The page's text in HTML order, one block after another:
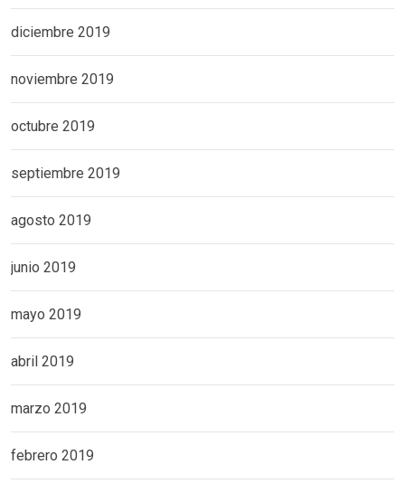
diciembre 2019
noviembre 2019
octubre 2019
septiembre 2019
agosto 2019
junio 2019
mayo 2019
abril 2019
marzo 2019
febrero 2019